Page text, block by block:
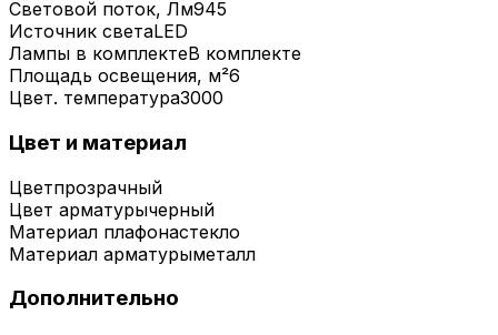
Световой поток, Лм945
Источник светаLED
Лампы в комплектеВ комплекте
Площадь освещения, м²6
Цвет. температура3000
Цвет и материал
Цветпрозрачный
Цвет арматурычерный
Материал плафонастекло
Материал арматурыметалл
Дополнительно